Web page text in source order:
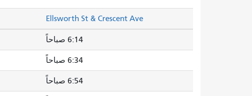
Ellsworth St & Crescent Ave
6:14 صباحاً
6:34 صباحاً
6:54 صباحاً